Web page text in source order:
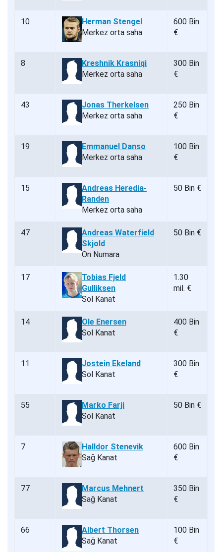
10
Herman Stengel
Merkez orta saha
600 Bin
€
8
Kreshnik Krasniqi
Merkez orta saha
300 Bin
€
43
Jonas Therkelsen
Merkez orta saha
250 Bin
€
19
Emmanuel Danso
Merkez orta saha
100 Bin
€
15
Andreas Heredia-
Randen
Merkez orta saha
50 Bin €
47
Andreas Waterfield
Skjold
On Numara
50 Bin €
17
Tobias Fjeld
Gulliksen
Sol Kanat
1.30
mil. €
14
Ole Enersen
Sol Kanat
400 Bin
€
11
Jostein Ekeland
Sol Kanat
300 Bin
€
55
Marko Farji
Sol Kanat
50 Bin €
7
Halldor Stenevik
Sağ Kanat
600 Bin
€
77
Marcus Mehnert
Sağ Kanat
350 Bin
€
66
Albert Thorsen
Sağ Kanat
100 Bin
€